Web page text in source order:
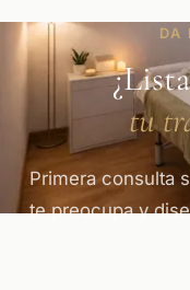
DA
tu
Primera consulta
te preocupa y